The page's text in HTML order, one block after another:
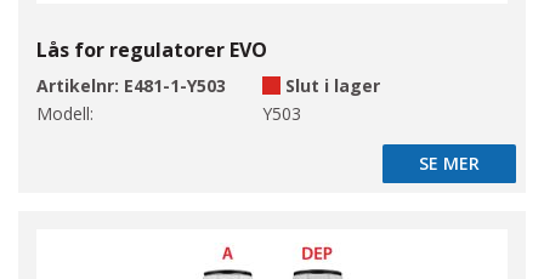
Lås for regulatorer EVO
Artikelnr: E481-1-Y503
Slut i lager
Modell:
Y503
SE MER
SE MER